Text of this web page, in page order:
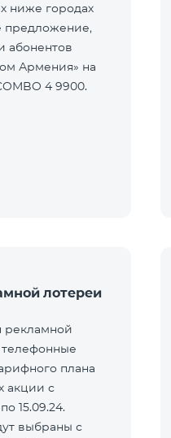
ниже городах
предложение,
абонентов
Армения» на
4 9900.
лотереи
рекламной
плана
акции с
15.09.24.
выбраны с